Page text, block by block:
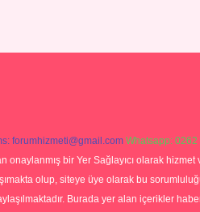
forumhizmeti@gmail.com Whatsapp: 0262
bir Yer Sağlayıcı olarak
olup, siteye üye olarak bu
Burada yer alan içerikler